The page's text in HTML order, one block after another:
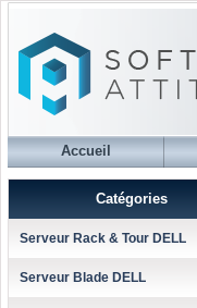
Accueil
Catégories
Serveur Rack & Tour DELL
Serveur Blade DELL